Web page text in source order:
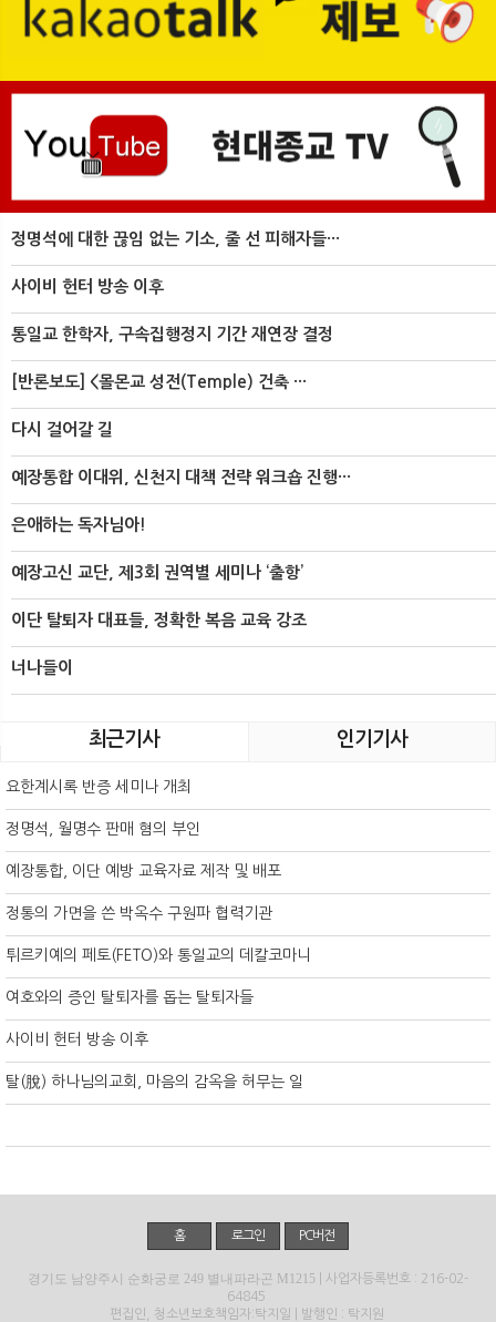
정명석에 대한 끊임 없는 기소, 줄 선 피해자들···
사이비 헌터 방송 이후
통일교 한학자, 구속집행정지 기간 재연장 결정
[반론보도] <몰몬교 성전(Temple) 건축 ···
다시 걸어갈 길
예장통합 이대위, 신천지 대책 전략 워크숍 진행···
은애하는 독자님아!
예장고신 교단, 제3회 권역별 세미나 ‘출항’
이단 탈퇴자 대표들, 정확한 복음 교육 강조
너나들이
최근기사 인기기사
요한계시록 반증 세미나 개최
정명석, 월명수 판매 혐의 부인
예장통합, 이단 예방 교육자료 제작 및 배포
정통의 가면을 쓴 박옥수 구원파 협력기관
튀르키예의 페토(FETO)와 통일교의 데칼코마니
여호와의 증인 탈퇴자를 돕는 탈퇴자들
사이비 헌터 방송 이후
탈(脫) 하나님의교회, 마음의 감옥을 허무는 일
홈 로그인 PC버전
경기도 남양주시 순화궁로 249 별내파라곤 M1215 | 사업자등록번호 : 216-02-
64845
편집인, 청소년보호책임자:탁지일 | 발행인 : 탁지원